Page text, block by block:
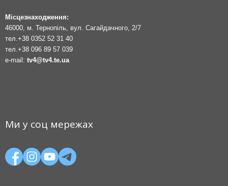
Місцезнаходження:
46000, м. Тернопіль, вул. Сагайдачного, 2/7
тел. +38 0352 52 31 40
тел. +38 096 89 57 039
e-mail: tv4@tv4.te.ua
Ми у соц мережах